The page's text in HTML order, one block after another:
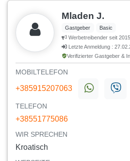
Mladen J.
Gastgeber
Basic
Werbetreibender seit 2015.
Letzte Anmeldung :
Verifizierter Gastgeber &
MOBILTELEFON
+385915207063
TELEFON
+38551775086
WIR SPRECHEN
Kroatisch